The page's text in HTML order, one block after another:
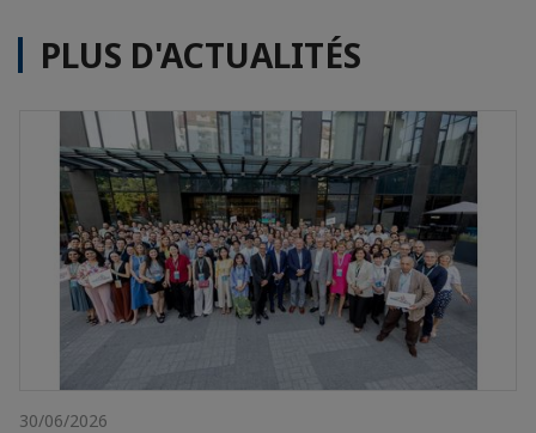
PLUS D'ACTUALITÉS
30/06/2026